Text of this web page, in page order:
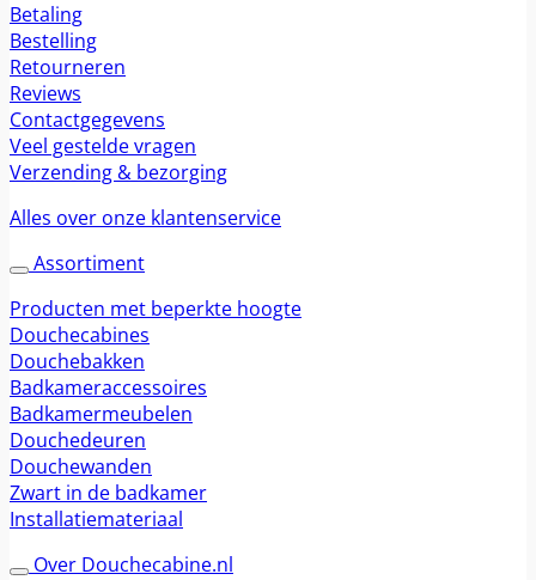
Betaling
Bestelling
Retourneren
Reviews
Contactgegevens
Veel gestelde vragen
Verzending & bezorging
Alles over onze klantenservice
Assortiment
Producten met beperkte hoogte
Douchecabines
Douchebakken
Badkameraccessoires
Badkamermeubelen
Douchedeuren
Douchewanden
Zwart in de badkamer
Installatiemateriaal
Over Douchecabine.nl